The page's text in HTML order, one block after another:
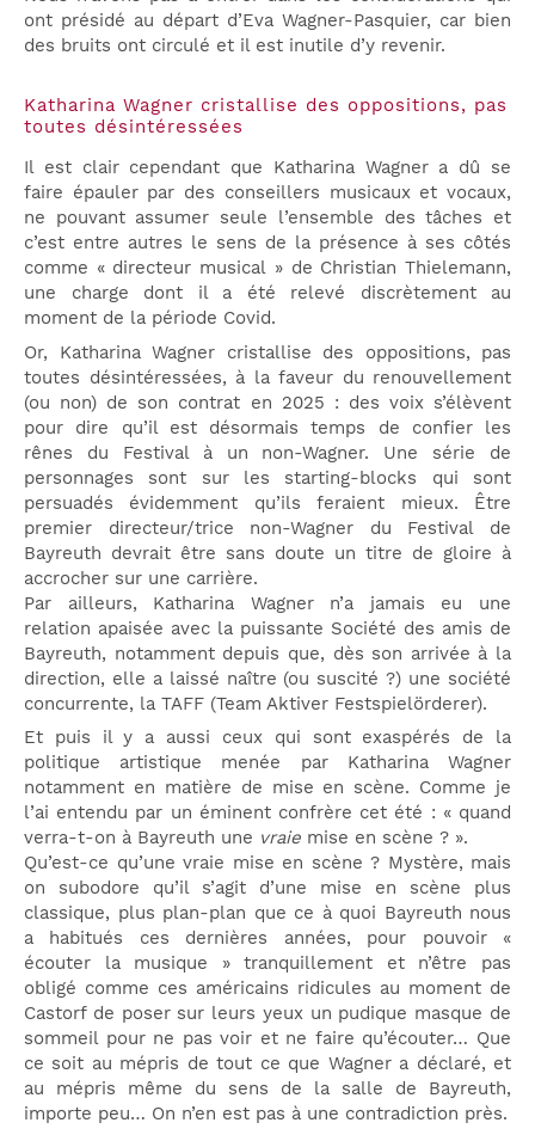
ont présidé au départ d’Eva Wagner-Pasquier, car bien
des bruits ont circulé et il est inutile d’y revenir.
Katharina Wagner cristallise des oppositions, pas
toutes désintéressées
Il est clair cependant que Katharina Wagner a dû se
faire épauler par des conseillers musicaux et vocaux,
ne pouvant assumer seule l’ensemble des tâches et
c’est entre autres le sens de la présence à ses côtés
comme « directeur musical » de Christian Thielemann,
une charge dont il a été relevé discrètement au
moment de la période Covid.
Or, Katharina Wagner cristallise des oppositions, pas
toutes désintéressées, à la faveur du renouvellement
(ou non) de son contrat en 2025 : des voix s’élèvent
pour dire qu’il est désormais temps de confier les
rênes du Festival à un non-Wagner. Une série de
personnages sont sur les starting-blocks qui sont
persuadés évidemment qu’ils feraient mieux. Être
premier directeur/trice non-Wagner du Festival de
Bayreuth devrait être sans doute un titre de gloire à
accrocher sur une carrière.
Par ailleurs, Katharina Wagner n’a jamais eu une
relation apaisée avec la puissante Société des amis de
Bayreuth, notamment depuis que, dès son arrivée à la
direction, elle a laissé naître (ou suscité ?) une société
concurrente, la TAFF (Team Aktiver Festspielörderer).
Et puis il y a aussi ceux qui sont exaspérés de la
politique artistique menée par Katharina Wagner
notamment en matière de mise en scène. Comme je
l’ai entendu par un éminent confrère cet été : « quand
verra-t-on à Bayreuth une vraie mise en scène ? ».
Qu’est-ce qu’une vraie mise en scène ? Mystère, mais
on subodore qu’il s’agit d’une mise en scène plus
classique, plus plan-plan que ce à quoi Bayreuth nous
a habitués ces dernières années, pour pouvoir «
écouter la musique » tranquillement et n’être pas
obligé comme ces américains ridicules au moment de
Castorf de poser sur leurs yeux un pudique masque de
sommeil pour ne pas voir et ne faire qu’écouter… Que
ce soit au mépris de tout ce que Wagner a déclaré, et
au mépris même du sens de la salle de Bayreuth,
importe peu… On n’en est pas à une contradiction près.